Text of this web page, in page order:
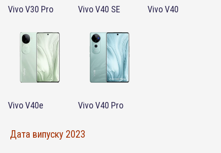
Vivo V30 Pro Vivo V40 SE Vivo V40
Vivo V40e Vivo V40 Pro
Дата випуску 2023